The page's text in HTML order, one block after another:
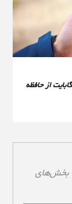
از حافظه